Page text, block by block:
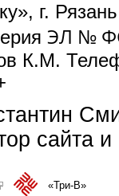
г.
ЭЛ №
К.М.
сайта
is external)«Три-В»